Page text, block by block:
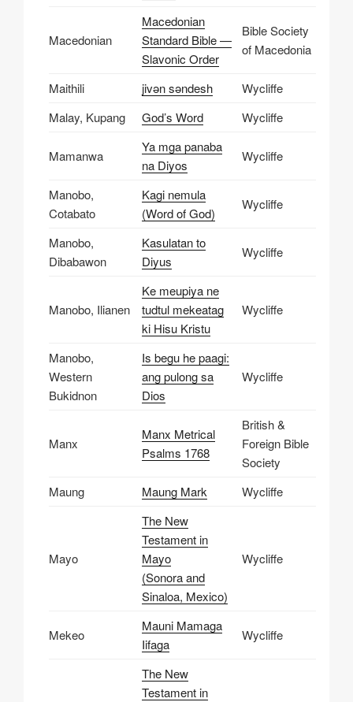
Macedonian
Macedonian
Standard Bible —
Slavonic Order
Bible Society
of Macedonia
Maithili jivən səndesh
Wycliffe
Malay, Kupang
God’s Word Wycliffe
Mamanwa
Ya mga panaba
na Diyos
Wycliffe
Manobo,
Cotabato
Kagi nemula
(Word of God)
Wycliffe
Manobo,
Dibabawon
Kasulatan to
Diyus
Wycliffe
Manobo, Ilianen
Ke meupiya ne
tudtul mekeatag
ki Hisu Kristu
Wycliffe
Manobo,
Western
Bukidnon
Is begu he paagi:
ang pulong sa
Dios
Wycliffe
Manx
Manx Metrical
Psalms 1768
British &
Foreign Bible
Society
Maung
Maung Mark Wycliffe
Mayo
The New
Testament in
Mayo
(Sonora and
Sinaloa, Mexico)
Wycliffe
Mekeo
Mauni Mamaga
Iifaga
Wycliffe
The New
Testament in